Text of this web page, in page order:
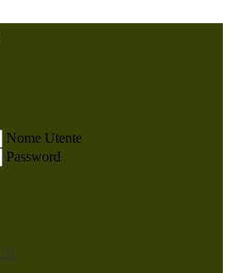
Nome Utente
Password